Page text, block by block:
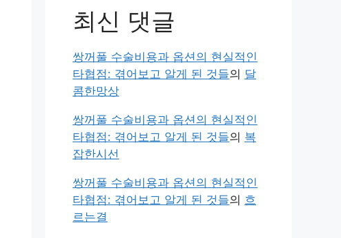
최신 댓글
쌍꺼풀 수술비용과 옵션의 현실적인
타협점: 겪어보고 알게 된 것들의 달
콤한망상
쌍꺼풀 수술비용과 옵션의 현실적인
타협점: 겪어보고 알게 된 것들의 복
잡한시선
쌍꺼풀 수술비용과 옵션의 현실적인
타협점: 겪어보고 알게 된 것들의 흐
르는결